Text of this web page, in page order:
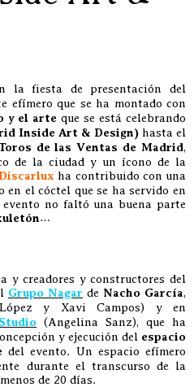
la fiesta de presentación del
efímero que se ha montado con
y el arte que se está celebrando
Inside Art & Design) hasta el
de las Ventas de Madrid,
de la ciudad y un ícono de la
Discarlux ha contribuido con una
en el cóctel que se ha servido en
no faltó una buena parte
…
y creadores y constructores del
Grupo Nagar de Nacho García,
y Xavi Campos) y en
(Angelina Sanz), que ha
y ejecución del espacio
del evento. Un espacio efímero
durante el transcurso de la
de 20 días.